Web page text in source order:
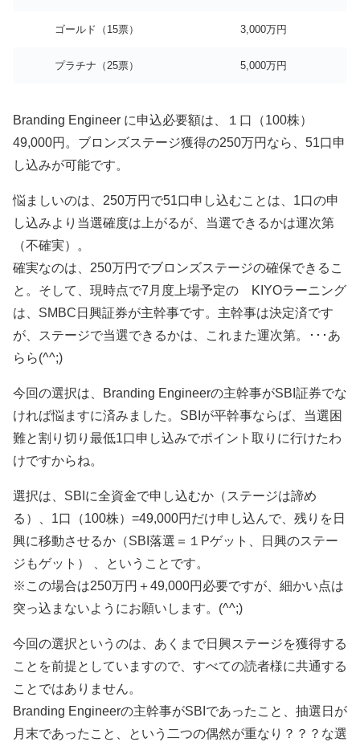
ゴールド（15票） 3,000万円
プラチナ（25票） 5,000万円
Branding Engineer に申込必要額は、１口（100株）
49,000円。ブロンズステージ獲得の250万円なら、51口申
し込みが可能です。
悩ましいのは、250万円で51口申し込むことは、1口の申
し込みより当選確度は上がるが、当選できるかは運次第
（不確実）。
確実なのは、250万円でブロンズステージの確保できるこ
と。そして、現時点で7月度上場予定の KIYOラーニング
は、SMBC日興証券が主幹事です。主幹事は決定済です
が、ステージで当選できるかは、これまた運次第。･･･あ
らら(^^;)
今回の選択は、Branding Engineerの主幹事がSBI証券でな
ければ悩ますに済みました。SBIが平幹事ならば、当選困
難と割り切り最低1口申し込みでポイント取りに行けたわ
けですからね。
選択は、SBIに全資金で申し込むか（ステージは諦め
る）、1口（100株）=49,000円だけ申し込んで、残りを日
興に移動させるか（SBI落選＝１Pゲット、日興のステー
ジもゲット） 、ということです。
※この場合は250万円＋49,000円必要ですが、細かい点は
突っ込まないようにお願いします。(^^;)
今回の選択というのは、あくまで日興ステージを獲得する
ことを前提としていますので、すべての読者様に共通する
ことではありません。
Branding Engineerの主幹事がSBIであったこと、抽選日が
月末であったこと、という二つの偶然が重なり？？？な選